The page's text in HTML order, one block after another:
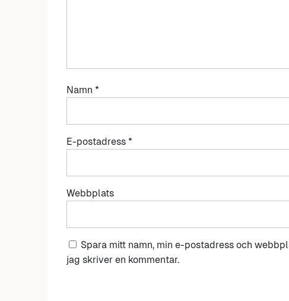
Namn *
E-postadress *
Webbplats
Spara mitt namn, min e-postadress och
jag skriver en kommentar.